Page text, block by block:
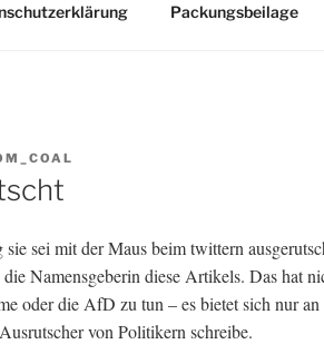
Packungsbeilage
sei mit der Maus beim twittern
Namensgeberin diese Artikels. Das hat
oder die AfD zu tun – es bietet sich nur
von Politikern schreibe.